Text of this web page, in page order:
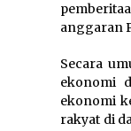
anggaran
Secara
ekonomi
ekonomi
rakyat di